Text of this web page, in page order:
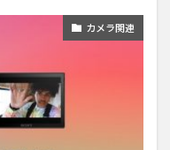
カメラ関連